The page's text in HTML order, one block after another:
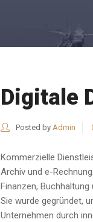
Digitale
Posted by Admin
Kommerzielle
Archiv und e-
Finanzen,
Sie wurde gegründet,
Unternehmen durch